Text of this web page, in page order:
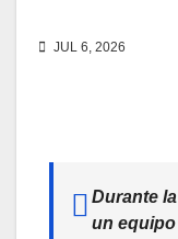
JUL 6, 2026
Durante
un